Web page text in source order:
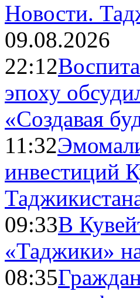
Новости.
09.08.2026
22:12
эпоху
«Создавая
11:32
инвестиций
09:33В
«Таджики»
08:35